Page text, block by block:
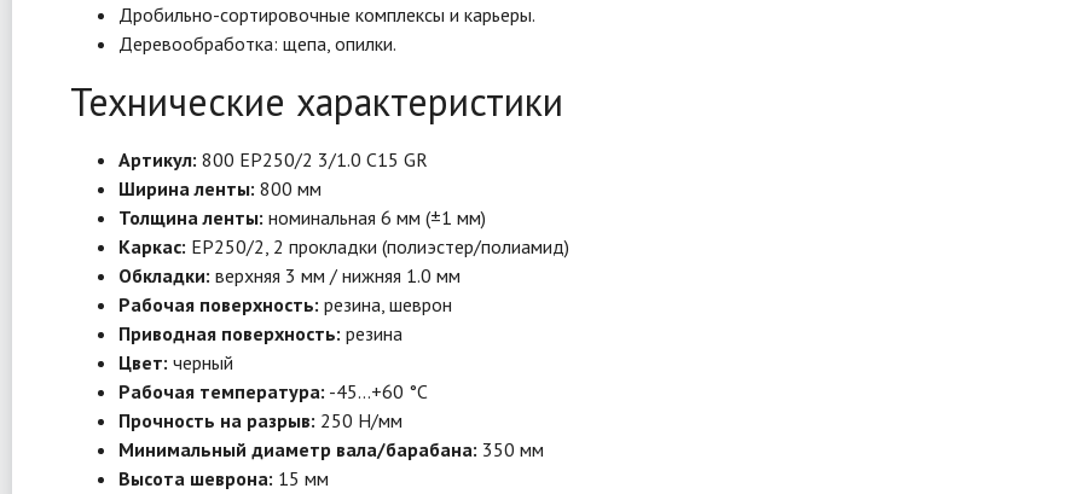
Дробильно-сортировочные комплексы и карьеры.
Деревообработка: щепа, опилки.
Технические характеристики
Артикул: 800 ЕР250/2 3/1.0 С15 GR
Ширина ленты: 800 мм
Толщина ленты: номинальная 6 мм (±1 мм)
Каркас: EP250/2, 2 прокладки (полиэстер/полиамид)
Обкладки: верхняя 3 мм / нижняя 1.0 мм
Рабочая поверхность: резина, шеврон
Приводная поверхность: резина
Цвет: черный
Рабочая температура: -45…+60 °C
Прочность на разрыв: 250 Н/мм
Минимальный диаметр вала/барабана: 350 мм
Высота шеврона: 15 мм